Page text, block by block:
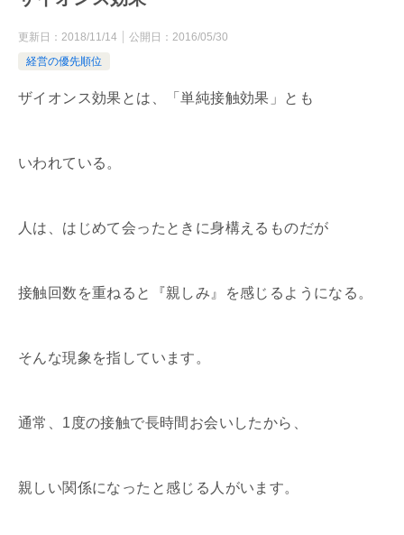
更新日： 2018/11/14 公開日： 2016/05/30
経営の優先順位
ザイオンス効果とは、「単純接触効果」とも
いわれている。
人は、はじめて会ったときに身構えるものだが
接触回数を重ねると『親しみ』を感じるようになる。
そんな現象を指しています。
通常、1度の接触で長時間お会いしたから、
親しい関係になったと感じる人がいます。